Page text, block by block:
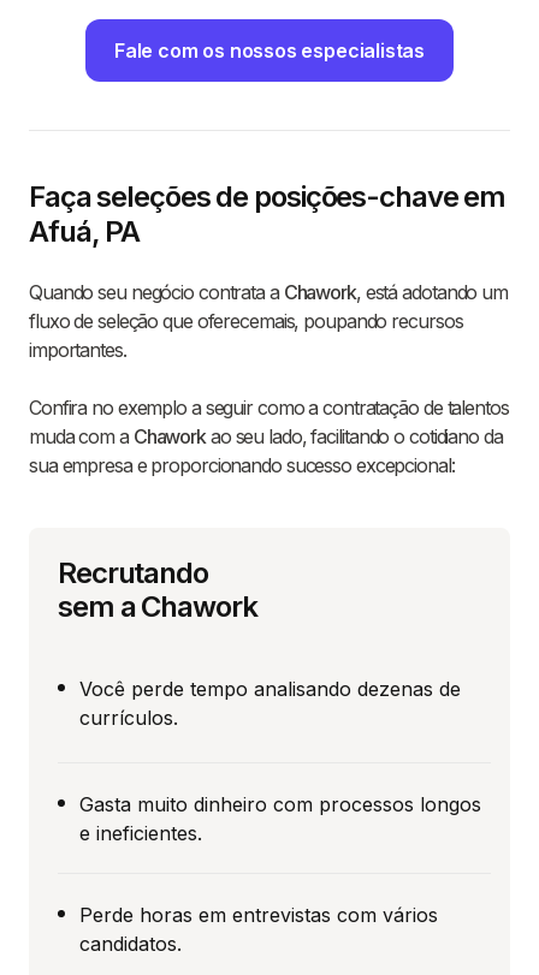
Fale com os nossos especialistas
Faça seleções de posições-chave em
Afuá, PA
Quando seu negócio contrata a Chawork, está adotando um
fluxo de seleção que oferecemais, poupando recursos
importantes.
Confira no exemplo a seguir como a contratação de talentos
muda com a Chaworkao seu lado, facilitando o cotidiano da
sua empresa e proporcionando sucesso excepcional:
Recrutando
sem a Chawork
Você perde tempo analisando dezenas de
currículos.
Gasta muito dinheiro com processos longos
e ineficientes.
Perde horas em entrevistas com vários
candidatos.